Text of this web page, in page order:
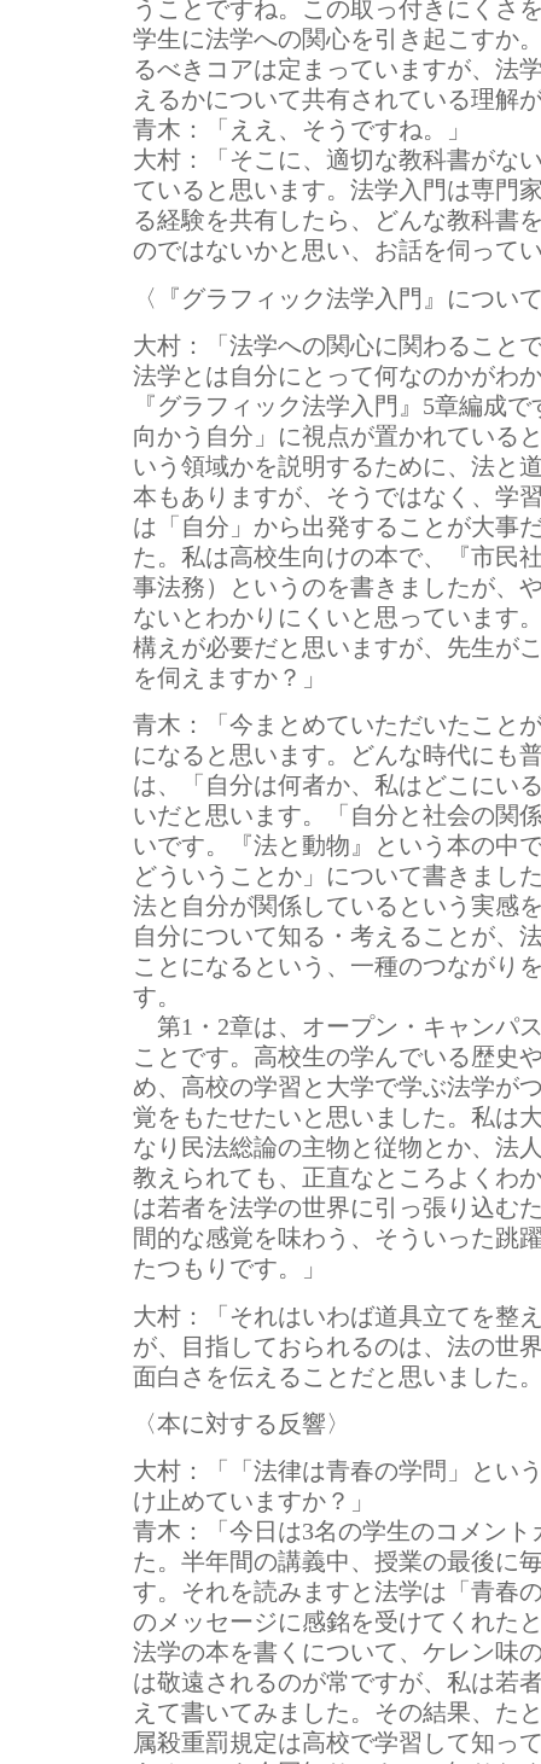
うことですね。この取っ付きにくさ
学生に法学への関心を引き起こすか
るべきコアは定まっていますが、法
えるかについて共有されている理解
青木：
「ええ、そうですね。」
大村：
「そこに、適切な教科書がな
ていると思います。法学入門は専門
る経験を共有したら、どんな教科書
のではないかと思い、お話を伺って
〈『グラフィック法学入門』につ
大村：
「法学への関心に関わること
法学とは自分にとって何なのかがわ
『グラフィック法学入門』5章編成
向かう自分」に視点が置かれている
いう領域かを説明するために、法と
本もありますが、そうではなく、学
は「自分」から出発することが大事
た。私は高校生向けの本で、『市民
事法務）というのを書きましたが、
ないとわかりにくいと思っています
構えが必要だと思いますが、先生が
を伺えますか？」
青木：
「今まとめていただいたこと
になると思います。どんな時代にも
は、「自分は何者か、私はどこにい
いだと思います。「自分と社会の関
いです。『法と動物』という本の中
どういうことか」について書きまし
法と自分が関係しているという実感
自分について知る・考えることが、
ことになるという、一種のつながり
す。
第1・2章は、オープン・キャンパ
ことです。高校生の学んでいる歴史
め、高校の学習と大学で学ぶ法学が
覚をもたせたいと思いました。私は
なり民法総論の主物と従物とか、法
教えられても、正直なところよくわ
は若者を法学の世界に引っ張り込む
間的な感覚を味わう、そういった跳
たつもりです。」
大村：
「それはいわば道具立てを整
が、目指しておられるのは、法の世
面白さを伝えることだと思いました
〈本に対する反響〉
大村：
「「法律は青春の学問」とい
け止めていますか？」
青木：
「今日は3名の学生のコメン
た。半年間の講義中、授業の最後に
す。それを読みますと法学は「青春
のメッセージに感銘を受けてくれた
法学の本を書くについて、ケレン味
は敬遠されるのが常ですが、私は若
えて書いてみました。その結果、た
属殺重罰規定は高校で学習して知っ